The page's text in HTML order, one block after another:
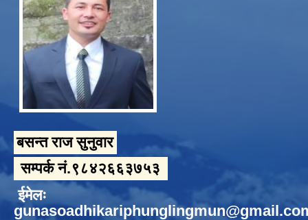
बसन्त राज सुनुवार
सम्पर्क नं.९८४२६६३७५३
ईमेलः